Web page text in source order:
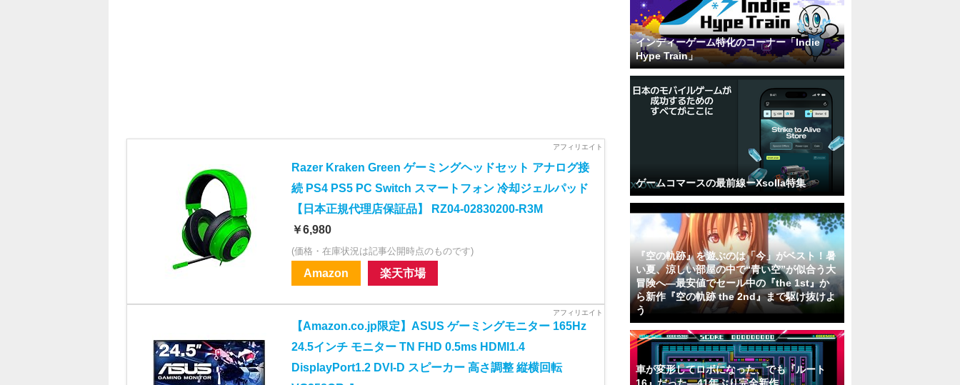
Razer Kraken Green ゲーミングヘッドセット アナログ接
続 PS4 PS5 PC Switch スマートフォン 冷却ジェルパッド
【日本正規代理店保証品】 RZ04-02830200-R3M
￥6,980
(価格・在庫状況は記事公開時点のものです)
Amazon 楽天市場
【Amazon.co.jp限定】ASUS ゲーミングモニター 165Hz
24.5インチ モニター TN FHD 0.5ms HDMI1.4
DisplayPort1.2 DVI-D スピーカー 高さ調整 縦横回転
インディーゲーム特化のコーナー「Indie
Hype Train」
ゲームコマースの最前線ーXsolla特集
『空の軌跡』を遊ぶのは「今」がベスト！暑
い夏、涼しい部屋の中で“青い空”が似合う大
冒険へ―最安値でセール中の『the 1st』か
ら新作『空の軌跡 the 2nd』まで駆け抜けよ
う
車が変形してロボになった、でも『ルート